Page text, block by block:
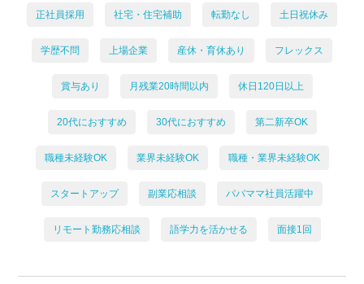
正社員採用 社宅・住宅補助 転勤なし 土日祝休み
学歴不問 上場企業 産休・育休あり フレックス
賞与あり 月残業20時間以内 休日120日以上
20代におすすめ 30代におすすめ 第二新卒OK
職種未経験OK 業界未経験OK 職種・業界未経験OK
スタートアップ 副業応相談 パパママ社員活躍中
リモート勤務応相談 語学力を活かせる 面接1回